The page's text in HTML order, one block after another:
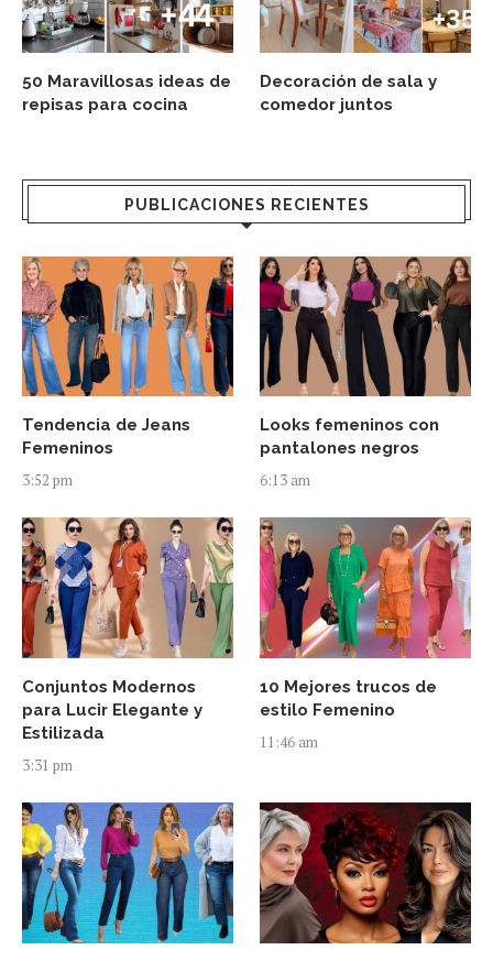
50 Maravillosas ideas de
repisas para cocina
Decoración de sala y
comedor juntos
PUBLICACIONES RECIENTES
Tendencia de Jeans
Femeninos
3:52 pm
Looks femeninos con
pantalones negros
6:13 am
Conjuntos Modernos
para Lucir Elegante y
Estilizada
3:31 pm
10 Mejores trucos de
estilo Femenino
11:46 am